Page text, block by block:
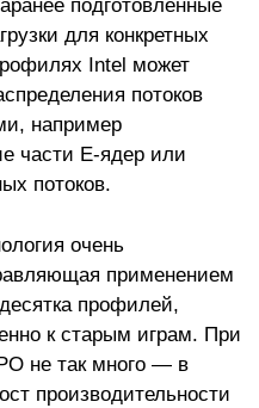
подготовленные
для конкретных
Intel может
потоков
например
части E-ядер или
потоков.
очень
применением
профилей,
к старым играм. При
не так много — в
производительности